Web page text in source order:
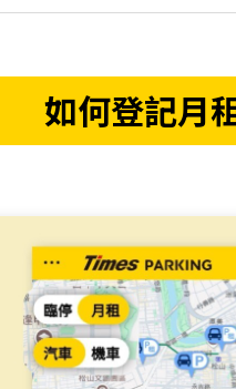
如何登記月